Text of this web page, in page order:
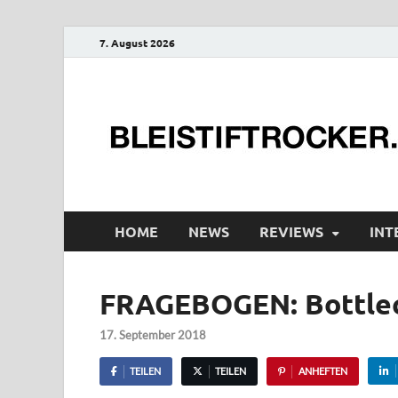
7. August 2026
HOME NEWS REVIEWS
FRAGEBOGEN:
17. September 2018
TEILEN TEILEN ANHEFTEN